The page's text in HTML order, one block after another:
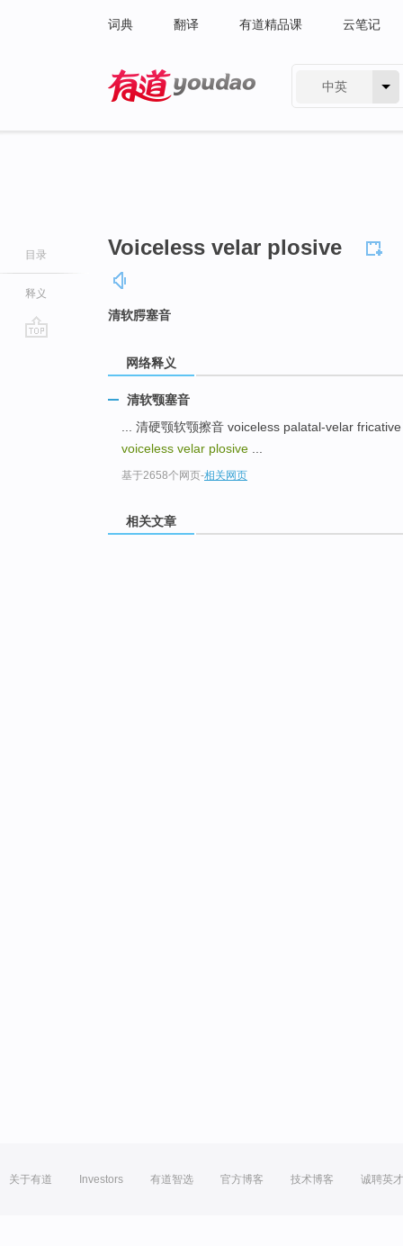
词典 翻译 有道精品课 云笔记
中英
目录
释义
Voiceless velar plosive
清软腭塞音
网络释义
清软颚塞音
... 清硬颚软颚擦音 voiceless palatal-velar
voiceless velar plosive
基于2658个网页-相关网页
相关文章
关于有道 Investors 有道智选 官方博客 技术博客 诚聘英才